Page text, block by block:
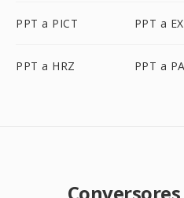
PPT a PICT PPT a
PPT a HRZ PPT a